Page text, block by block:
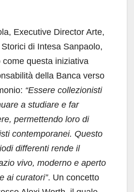
Executive Director Arte,
di Intesa Sanpaolo,
come questa iniziativa
della Banca verso
“Essere collezionisti
a studiare e far
permettendo loro di
contemporanei. Questo
differenti rende il
vivo, moderno e aperto
ai curatori”. Un concetto